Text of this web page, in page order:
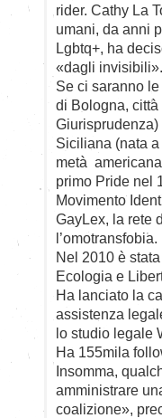
rider. Cathy La
umani, da anni
Lgbtq+, ha
«dagli invisibili».
Se ci saranno
di Bologna,
Siciliana (nata
metà
primo Pride nel
Movimento
GayLex, la rete
l’omotransfobia.
Nel 2010 è
Ecologia e
Ha lanciato la
assistenza
lo studio legale
Ha 155mila
Insomma,
amministrare
coalizione»,